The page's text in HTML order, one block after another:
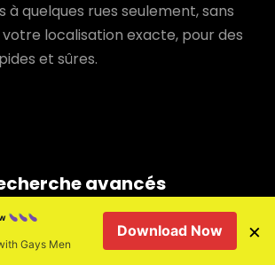
à quelques rues seulement, sans
localisation exacte, pour des
et sûres.
avancés
intentions ou passions :
d’un simple geste et
Gays Men
Download Now ×